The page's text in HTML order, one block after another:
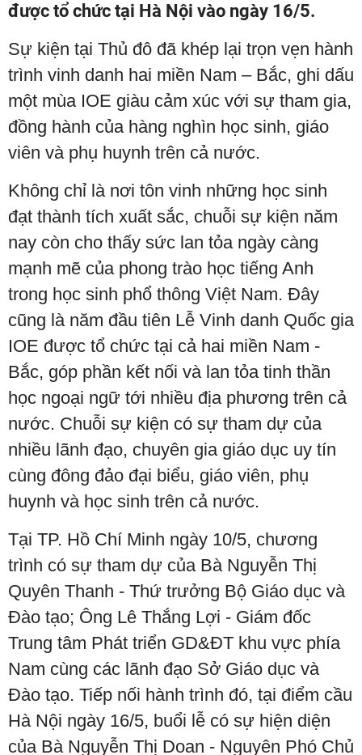
được tổ chức tại Hà Nội vào ngày 16/5.
Sự kiện tại Thủ đô đã khép lại trọn vẹn hành
trình vinh danh hai miền Nam – Bắc, ghi dấu
một mùa IOE giàu cảm xúc với sự tham gia,
đồng hành của hàng nghìn học sinh, giáo
viên và phụ huynh trên cả nước.
Không chỉ là nơi tôn vinh những học sinh
đạt thành tích xuất sắc, chuỗi sự kiện năm
nay còn cho thấy sức lan tỏa ngày càng
mạnh mẽ của phong trào học tiếng Anh
trong học sinh phổ thông Việt Nam. Đây
cũng là năm đầu tiên Lễ Vinh danh Quốc gia
IOE được tổ chức tại cả hai miền Nam -
Bắc, góp phần kết nối và lan tỏa tinh thần
học ngoại ngữ tới nhiều địa phương trên cả
nước. Chuỗi sự kiện có sự tham dự của
nhiều lãnh đạo, chuyên gia giáo dục uy tín
cùng đông đảo đại biểu, giáo viên, phụ
huynh và học sinh trên cả nước.
Tại TP. Hồ Chí Minh ngày 10/5, chương
trình có sự tham dự của Bà Nguyễn Thị
Quyên Thanh - Thứ trưởng Bộ Giáo dục và
Đào tạo; Ông Lê Thắng Lợi - Giám đốc
Trung tâm Phát triển GD&ĐT khu vực phía
Nam cùng các lãnh đạo Sở Giáo dục và
Đào tạo. Tiếp nối hành trình đó, tại điểm cầu
Hà Nội ngày 16/5, buổi lễ có sự hiện diện
của Bà Nguyễn Thị Doan - Nguyên Phó Chủ